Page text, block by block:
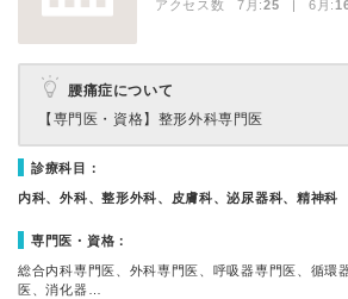
アクセス数 7月:25 | 6月:
腰痛症について
【専門医・資格】 整形外科専門医
診療科目：
内科、外科、整形外科、皮膚科、泌尿器科、精神科
専門医・資格：
総合内科専門医、外科専門医、呼吸器専門医、循環
医、消化器…